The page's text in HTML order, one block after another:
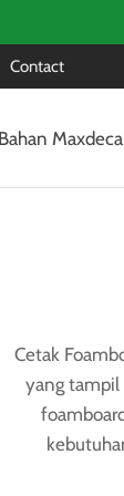
Contact
Bahan
Cetak
yang tampil